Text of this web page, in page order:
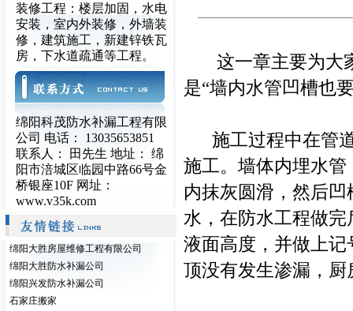
装修工程：楼层加固，水电
安装，室内外装修，外墙装
修，建筑施工，新建锌铁瓦
房，下水道疏通等工程。
绵阳科茂防水补漏工程有限
公司 电话： 13035653851
联系人： 田先生 地址： 绵
阳市涪城区临园中路66号金
桥银座10F 网址：
www.v35k.com
绵阳大胜房屋维修工程有限公司
绵阳大胜防水补漏公司
绵阳兴发防水补漏公司
石家庄搬家
这一章主要为大家
是“墙内水管凹槽也
施工过程中在管道
施工。墙体内埋水
内抹灰圆滑，然后
水，在防水工程做
液面高度，并做上
顶没有发生渗漏，